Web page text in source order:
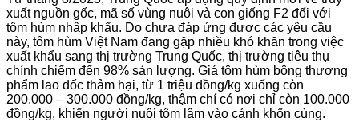
xuất nguồn gốc, mã số vùng nuôi và con giống F2 đối với
tôm hùm nhập khẩu. Do chưa đáp ứng được các yêu cầu
này, tôm hùm Việt Nam đang gặp nhiều khó khăn trong việc
xuất khẩu sang thị trường Trung Quốc, thị trường tiêu thụ
chính chiếm đến 98% sản lượng. Giá tôm hùm bông thương
phẩm lao dốc thảm hại, từ 1 triệu đồng/kg xuống còn
200.000 – 300.000 đồng/kg, thậm chí có nơi chỉ còn 100.000
đồng/kg, khiến người nuôi tôm lâm vào cảnh khốn cùng.